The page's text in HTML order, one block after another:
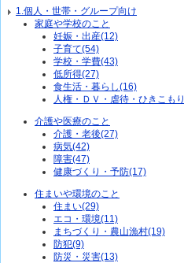
1.個人・世帯・グループ向け
家庭や学校のこと
妊娠・出産(12)
子育て(54)
学校・学費(43)
低所得(27)
食生活・暮らし(16)
人権・ＤＶ・虐待・ひきこも
介護や医療のこと
介護・老後(27)
病気(42)
障害(47)
健康づくり・予防(17)
住まいや環境のこと
住まい(29)
エコ・環境(11)
まちづくり・農山漁村(19)
防犯(9)
防災・災害(13)